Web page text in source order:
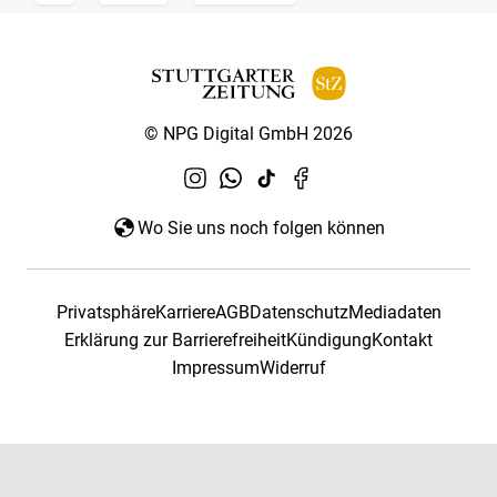
© NPG Digital GmbH 2026
Wo Sie uns noch folgen können
PrivatsphäreKarriereAGBDatenschutzMediadaten
Erklärung zur BarrierefreiheitKündigungKontakt
ImpressumWiderruf